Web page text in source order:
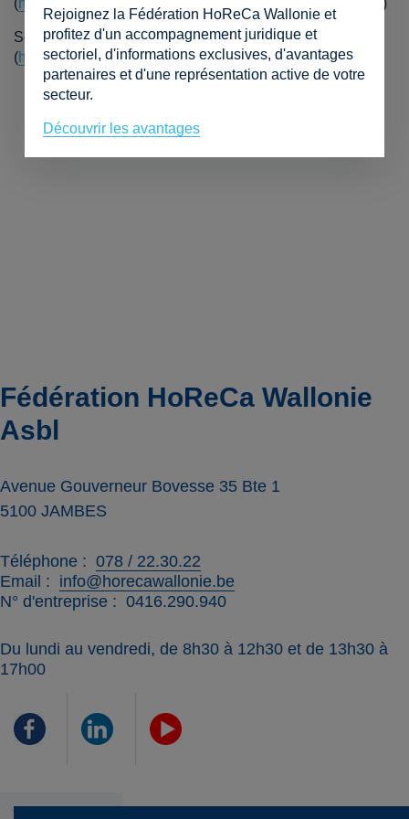
(https://www.tourismewallonie.be/tutoriels-plateformeb2b/ )
Se connecter à la plateforme B2B
(https://monespace.tourismewallonie.be ).
Fédération HoReCa Wallonie
Asbl
Avenue Gouverneur Bovesse 35 Bte 1
5100 JAMBES
Téléphone
078 / 22.30.22
Email
info@horecawallonie.be
N° d'entreprise
0416.290.940
Du lundi au vendredi, de 8h30 à 12h30 et de 13h30 à
17h00
Rejoignez la Fédération HoReCa Wallonie et
profitez d'un accompagnement juridique et
sectoriel, d'informations exclusives, d'avantages
partenaires et d'une représentation active de votre
secteur.
Découvrir les avantages